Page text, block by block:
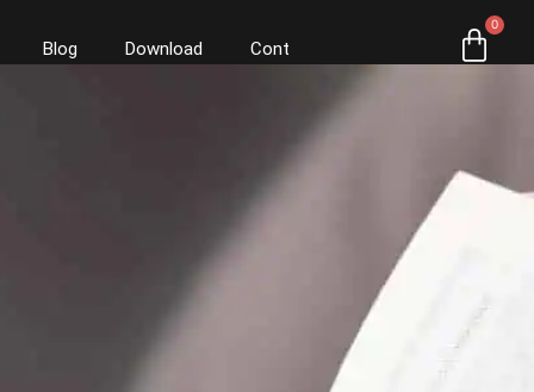
Blog Download Cont
0